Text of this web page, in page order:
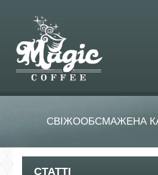
СВІЖООБСМАЖЕНА
СТАТТІ